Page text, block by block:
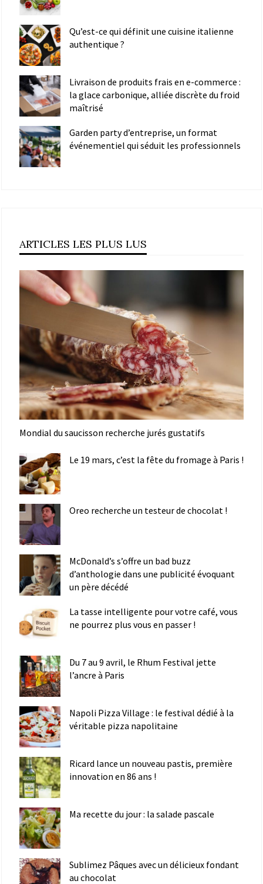
Qu’est-ce qui définit une cuisine italienne
authentique ?
Livraison de produits frais en e-commerce :
la glace carbonique, alliée discrète du froid
maîtrisé
Garden party d’entreprise, un format
événementiel qui séduit les professionnels
ARTICLES LES PLUS LUS
Mondial du saucisson recherche jurés gustatifs
Le 19 mars, c’est la fête du fromage à Paris !
Oreo recherche un testeur de chocolat !
McDonald’s s’offre un bad buzz
d’anthologie dans une publicité évoquant
un père décédé
La tasse intelligente pour votre café, vous
ne pourrez plus vous en passer !
Du 7 au 9 avril, le Rhum Festival jette
l’ancre à Paris
Napoli Pizza Village : le festival dédié à la
véritable pizza napolitaine
Ricard lance un nouveau pastis, première
innovation en 86 ans !
Ma recette du jour : la salade pascale
Sublimez Pâques avec un délicieux fondant
au chocolat